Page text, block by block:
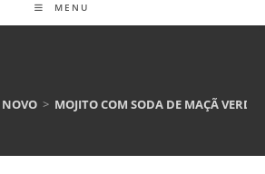
MENU
> MOJITO COM SODA DE MAÇÃ VERDE